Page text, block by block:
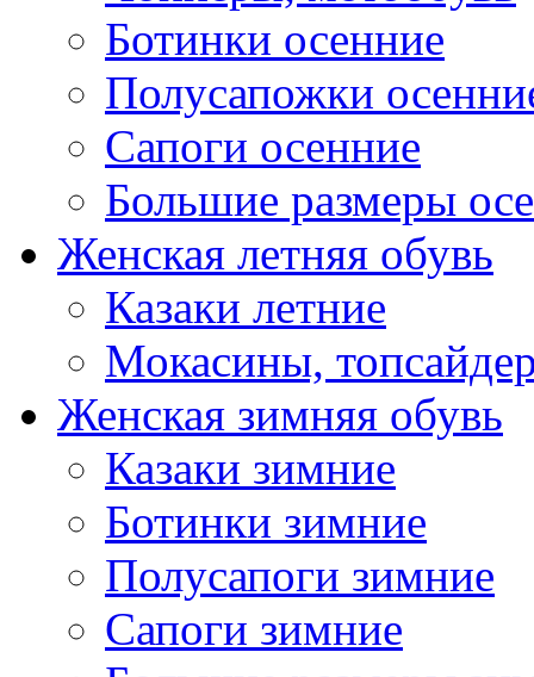
Ботинки осенние
Полусапожки
Сапоги осенние
Большие размеры
Женская летняя обувь
Казаки летние
Мокасины,
Женская зимняя обувь
Казаки зимние
Ботинки зимние
Полусапоги зимние
Сапоги зимние